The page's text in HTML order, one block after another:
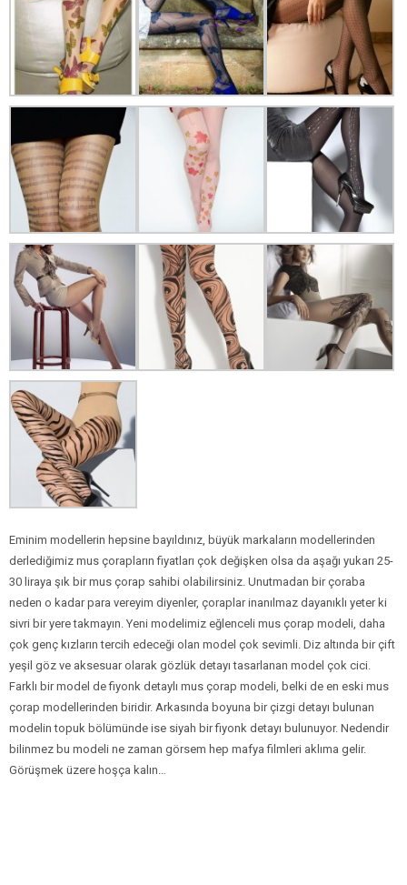
Eminim modellerin hepsine bayıldınız, büyük markaların modellerinden
derlediğimiz mus çorapların fiyatları çok değişken olsa da aşağı yukarı 25-
30 liraya şık bir mus çorap sahibi olabilirsiniz. Unutmadan bir çoraba
neden o kadar para vereyim diyenler, çoraplar inanılmaz dayanıklı yeter ki
sivri bir yere takmayın. Yeni modelimiz eğlenceli mus çorap modeli, daha
çok genç kızların tercih edeceği olan model çok sevimli. Diz altında bir çift
yeşil göz ve aksesuar olarak gözlük detayı tasarlanan model çok cici.
Farklı bir model de fiyonk detaylı mus çorap modeli, belki de en eski mus
çorap modellerinden biridir. Arkasında boyuna bir çizgi detayı bulunan
modelin topuk bölümünde ise siyah bir fiyonk detayı bulunuyor. Nedendir
bilinmez bu modeli ne zaman görsem hep mafya filmleri aklıma gelir.
Görüşmek üzere hoşça kalın…